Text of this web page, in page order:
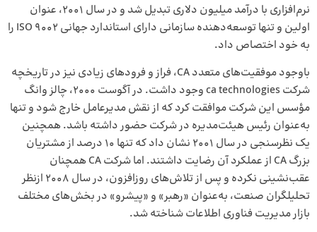
نرم‌افزاری با درآمد میلیون دلاری تبدیل شد و در سال 2001، عنوان
اولین و تنها توسعه‌دهنده سازمانی دارای استاندارد جهانی ISO 9002 را
به خود اختصاص داد.
باوجود موفقیت‌های متعدد CA، فراز و فرودهای زیادی نیز در تاریخچه
شرکت ca technologies وجود داشت. در آگوست 2000، چالز وانگ
مؤسس این شرکت موافقت کرد که از نقش مدیرعامل خارج شود و تنها
به‌عنوان رئیس هیئت‌مدیره در شرکت حضور داشته باشد. همچنین
یک نظرسنجی در سال 2001 نشان داد که تنها 10 درصد از مشتریان
بزرگ CA از عملکرد آن رضایت داشتند. اما شرکت CA همچنان
عقب‌نشینی نکرده و پس از تلاش‌های روزافزون، در سال 2008 ازنظر
تحلیلگران صنعت، به‌عنوان «رهبر» و «پیشرو» در بخش‌های مختلف
بازار مدیریت فناوری اطلاعات شناخته شد.